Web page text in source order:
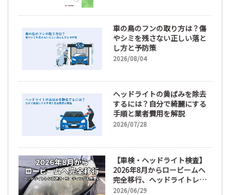
車の鳥のフンの取り方は？傷
やシミを残さない正しい落と
し方と予防策
2026/08/04
ヘッドライトの黄ばみを除去
するには？自分で綺麗にする
手順と業者費用を解説
2026/07/28
【車検・ヘッドライト検査】
2026年8月からロービームへ
完全移行、ヘッドライトレン
ズ磨き・コーティングも重要
2026/06/29